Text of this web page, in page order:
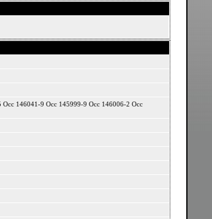
146041-9 Occ 145999-9 Occ 146006-2 Occ